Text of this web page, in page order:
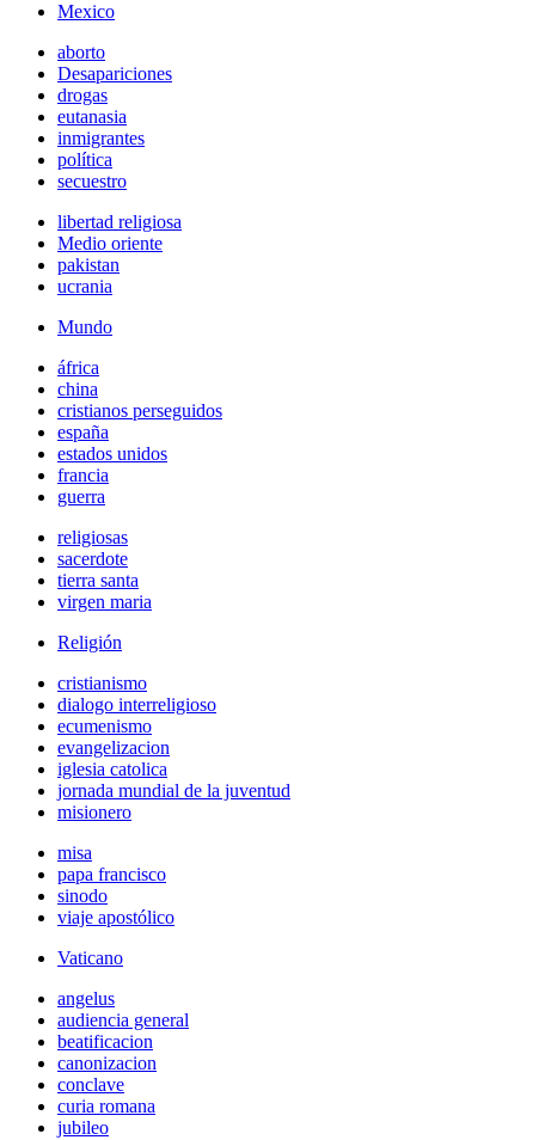
Mexico
aborto
Desapariciones
drogas
eutanasia
inmigrantes
política
secuestro
libertad religiosa
Medio oriente
pakistan
ucrania
Mundo
áfrica
china
cristianos perseguidos
españa
estados unidos
francia
guerra
religiosas
sacerdote
tierra santa
virgen maria
Religión
cristianismo
dialogo interreligioso
ecumenismo
evangelizacion
iglesia catolica
jornada mundial de la juventud
misionero
misa
papa francisco
sinodo
viaje apostólico
Vaticano
angelus
audiencia general
beatificacion
canonizacion
conclave
curia romana
jubileo